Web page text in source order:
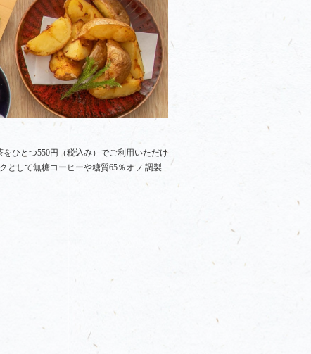
ひとつ550円（税込み）でご利用いただけ
として無糖コーヒーや糖質65％オフ 調製